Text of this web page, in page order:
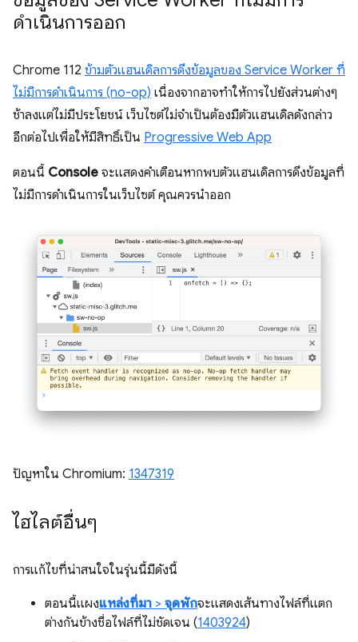
ดำเนินการออก
Chrome 112 ข้ามตัวแฮนเดิลการดึงข้อมูลของ Service Worker ที่
ไม่มีการดำเนินการ (no-op) เนื่องจากอาจทำให้การไปยังส่วนต่างๆ
ช้าลงแต่ไม่มีประโยชน์ เว็บไซต์ไม่จำเป็นต้องมีตัวแฮนเดิลดังกล่าว
อีกต่อไปเพื่อให้มีสิทธิ์เป็น Progressive Web App
ตอนนี้ Console จะแสดงคำเตือนหากพบตัวแฮนเดิลการดึงข้อมูลที่
ไม่มีการดำเนินการในเว็บไซต์ คุณควรนำออก
ปัญหาใน Chromium: 1347319
ไฮไลต์อื่นๆ
การแก้ไขที่น่าสนใจในรุ่นนี้มีดังนี้
ตอนนี้แผงแหล่งที่มา > จุดพักจะแสดงเส้นทางไฟล์ที่แตก
ต่างกันข้างชื่อไฟล์ที่ไม่ชัดเจน (1403924)